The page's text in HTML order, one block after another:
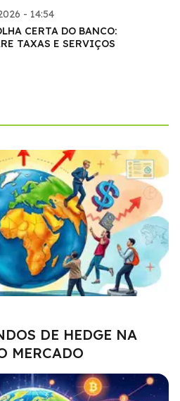
- 14:54
CERTA DO BANCO:
TAXAS E SERVIÇOS
DE HEDGE NA
MERCADO